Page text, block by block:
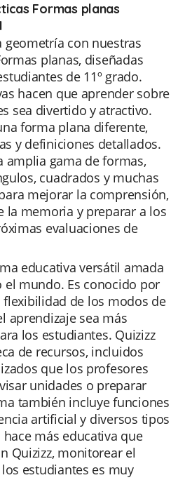
Formas planas
con nuestras
planas, diseñadas
de 11º grado.
hacen que aprender sobre
sea divertido y atractivo.
forma plana diferente,
y definiciones detallados.
amplia gama de formas,
cuadrados y muchas
mejorar la comprensión,
la memoria y preparar a los
evaluaciones de
educativa versátil amada
mundo. Es conocido por
de los modos de
aprendizaje sea más
los estudiantes. Quizizz
de recursos, incluidos
que los profesores
unidades o preparar
también incluye funciones
artificial y diversos tipos
más educativa que
Quizizz, monitorear el
estudiantes es muy